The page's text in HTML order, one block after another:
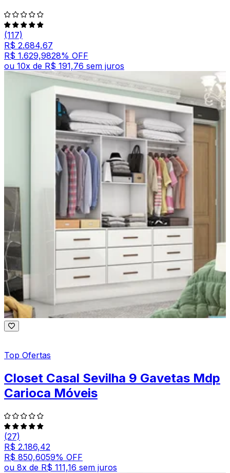
(117)
R$ 2.684,67
R$ 1.629,9828% OFF
ou 10x de R$ 191,76 sem juros
Top Ofertas
Closet Casal Sevilha 9 Gavetas Mdp
Carioca Móveis
(27)
R$ 2.186,42
R$ 850,6059% OFF
ou 8x de R$ 111,16 sem juros